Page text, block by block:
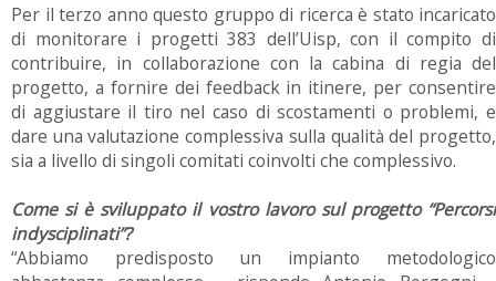
Per il terzo anno questo gruppo di ricerca è stato incaricato
di monitorare i progetti 383 dell’Uisp, con il compito di
contribuire, in collaborazione con la cabina di regia del
progetto, a fornire dei feedback in itinere, per consentire
di aggiustare il tiro nel caso di scostamenti o problemi, e
dare una valutazione complessiva sulla qualità del progetto,
sia a livello di singoli comitati coinvolti che complessivo.
Come si è sviluppato il vostro lavoro sul progetto “Percorsi
indysciplinati”?
“Abbiamo predisposto un impianto metodologico